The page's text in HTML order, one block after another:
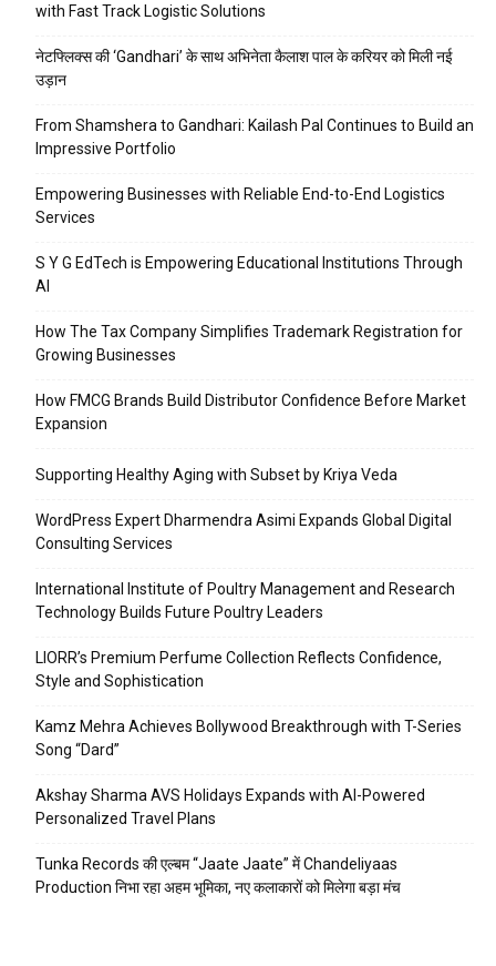
with Fast Track Logistic Solutions
नेटफ्लिक्स की ‘Gandhari’ के साथ अभिनेता कैलाश पाल के करियर को मिली नई
उड़ान
From Shamshera to Gandhari: Kailash Pal Continues to Build an
Impressive Portfolio
Empowering Businesses with Reliable End-to-End Logistics
Services
S Y G EdTech is Empowering Educational Institutions Through
AI
How The Tax Company Simplifies Trademark Registration for
Growing Businesses
How FMCG Brands Build Distributor Confidence Before Market
Expansion
Supporting Healthy Aging with Subset by Kriya Veda
WordPress Expert Dharmendra Asimi Expands Global Digital
Consulting Services
International Institute of Poultry Management and Research
Technology Builds Future Poultry Leaders
LIORR’s Premium Perfume Collection Reflects Confidence,
Style and Sophistication
Kamz Mehra Achieves Bollywood Breakthrough with T-Series
Song “Dard”
Akshay Sharma AVS Holidays Expands with AI-Powered
Personalized Travel Plans
Tunka Records की एल्बम “Jaate Jaate” में Chandeliyaas
Production निभा रहा अहम भूमिका, नए कलाकारों को मिलेगा बड़ा मंच